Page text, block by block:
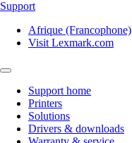
Support
Afrique (Francophone)
Visit Lexmark.com
Support home
Printers
Solutions
Drivers & downloads